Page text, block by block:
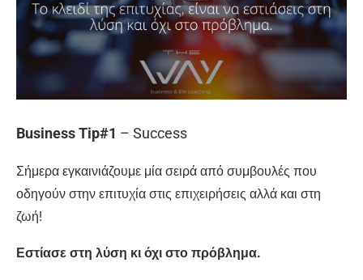
Business Tip#1 – Success
Σήμερα εγκαινιάζουμε μία σειρά από συμβουλές που
οδηγούν στην επιτυχία στις επιχειρήσεις αλλά και στη
ζωή!
Εστίασε στη λύση κι όχι στο πρόβλημα.